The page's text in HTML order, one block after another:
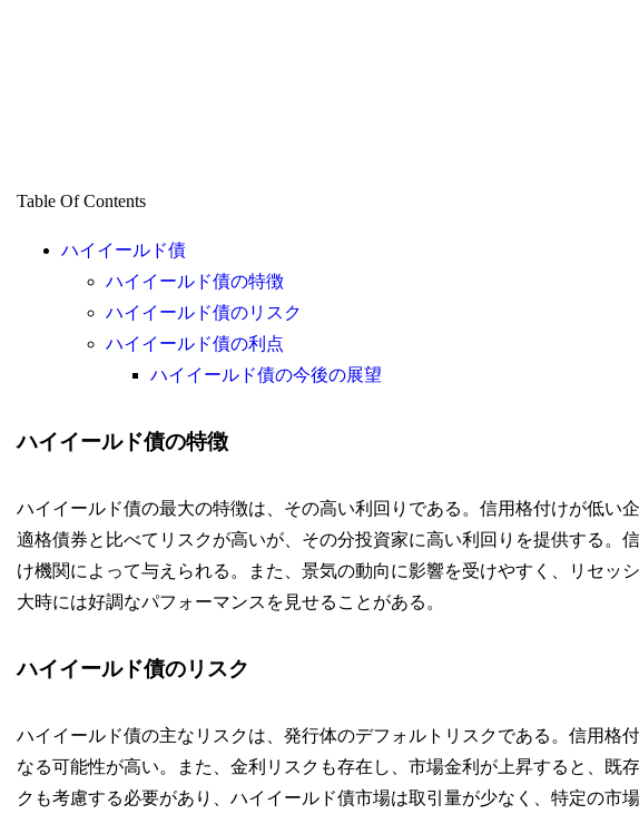
Table Of Contents
ハイイールド債
ハイイールド債の特徴
ハイイールド債のリスク
ハイイールド債の利点
ハイイールド債の今後の展望
ハイイールド債の特徴
ハイイールド債の最大の特徴は、その高い利回りである。信用格付けが低い
適格債券と比べてリスクが高いが、その分投資家に高い利回りを提供する。
け機関によって与えられる。また、景気の動向に影響を受けやすく、リセッ
大時には好調なパフォーマンスを見せることがある。
ハイイールド債のリスク
ハイイールド債の主なリスクは、発行体のデフォルトリスクである。信用格
なる可能性が高い。また、金利リスクも存在し、市場金利が上昇すると、既
クも考慮する必要があり、ハイイールド債市場は取引量が少なく、特定の市